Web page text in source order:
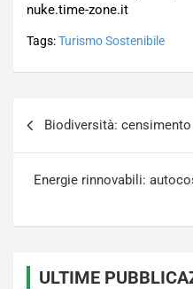
nuke.time-zone.it
Tags:Turismo Sostenibile
Biodiversità:
Energie rinnovabili:
ULTIME